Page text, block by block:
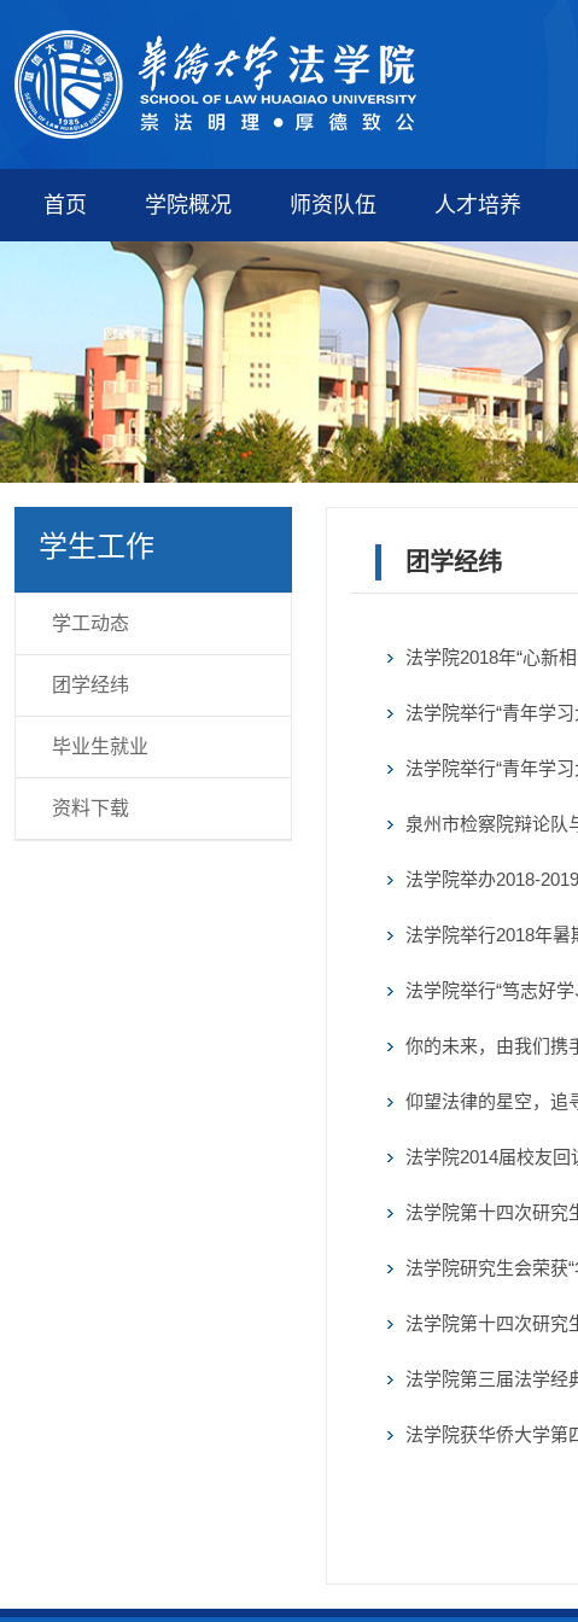
首页 学院概况 师资队伍 人才培养
学生工作
学工动态
团学经纬
毕业生就业
资料下载
团学经纬
法学院2018年“心新
法学院举行“青年学
法学院举行“青年学
泉州市检察院辩论队
法学院举办2018-
法学院举行2018年
法学院举行“笃志好
你的未来，由我们
仰望法律的星空，
法学院2014届校友回
法学院第十四次研究
法学院研究生会荣获
法学院第十四次研究
法学院第三届法学经
法学院获华侨大学第